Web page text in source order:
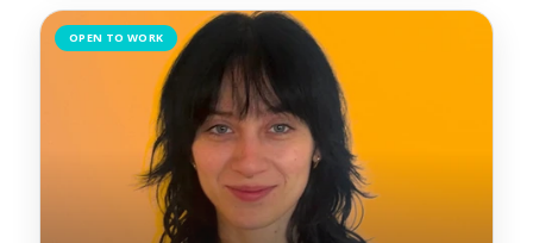
OPEN TO WORK